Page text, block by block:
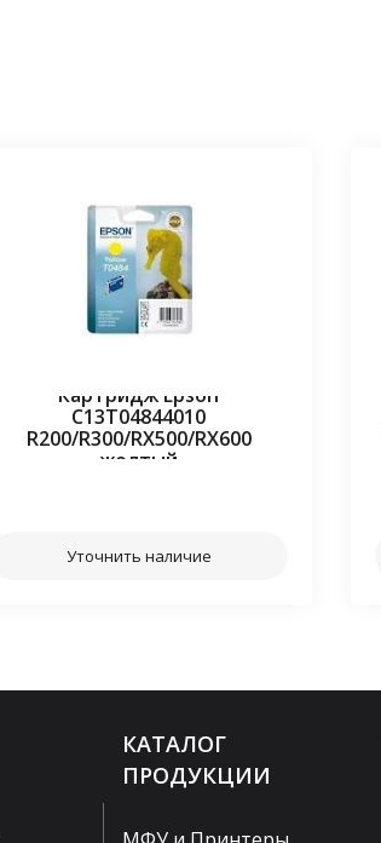
Картридж Epson
C13T04844010
R200/R300/RX500/RX600
желтый
Уточнить наличие
КАТАЛОГ
ПРОДУКЦИИ